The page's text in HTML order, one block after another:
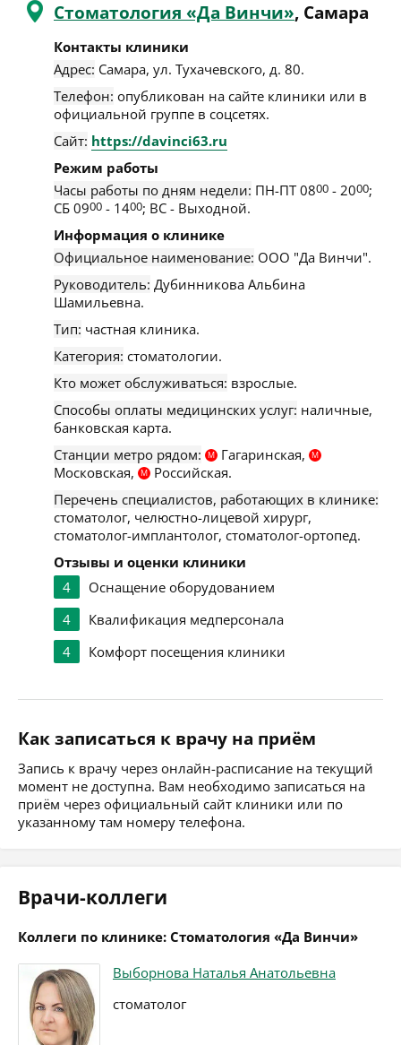
Стоматология «Да Винчи», Самара
Контакты клиники
Адрес: Самара, ул. Тухачевского, д. 80.
Телефон: опубликован на сайте клиники или в
официальной группе в соцсетях.
Сайт: https://davinci63.ru
Режим работы
Часы работы по дням недели: ПН-ПТ 0800 - 2000;
СБ 0900 - 1400; ВС - Выходной.
Информация о клинике
Официальное наименование: ООО "Да Винчи".
Руководитель: Дубинникова Альбина
Шамильевна.
Тип: частная клиника.
Категория: стоматологии.
Кто может обслуживаться: взрослые.
Способы оплаты медицинских услуг: наличные,
банковская карта.
Станции метро рядом:
М Гагаринская, М
Московская, М
Российская.
Перечень специалистов, работающих в клинике:
стоматолог, челюстно-лицевой хирург,
стоматолог-имплантолог, стоматолог-ортопед.
Отзывы и оценки клиники
4
Оснащение оборудованием
4
Квалификация медперсонала
4
Комфорт посещения клиники
Как записаться к врачу на приём
Запись к врачу через онлайн-расписание на текущий
момент не доступна. Вам необходимо записаться на
приём через официальный сайт клиники или по
указанному там номеру телефона.
Врачи-коллеги
Коллеги по клинике: Стоматология «Да Винчи»
Выборнова Наталья Анатольевна
стоматолог